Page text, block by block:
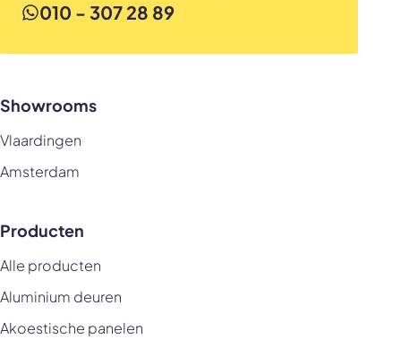
010 - 307 28 89
Showrooms
Vlaardingen
Amsterdam
Producten
Alle producten
Aluminium deuren
Akoestische panelen